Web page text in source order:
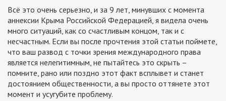
Всё это очень серьезно, и за 9 лет, минувших с момента
аннексии Крыма Российской Федерацией, я видела очень
много ситуаций, как со счастливым концом, так и с
несчастным. Если вы после прочтения этой статьи поймете,
что ваш развод с точки зрения международного права
является нелегитимным, не пытайтесь это скрыть –
помните, рано или поздно этот факт всплывет и станет
достоянием общественности, а вы просто оттянете этот
момент и усугубите проблему.